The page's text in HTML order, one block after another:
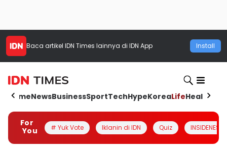
Baca artikel IDN Times lainnya di IDN App Install
HomeNewsBusinessSportTechHypeKoreaLifeHealth
For
You
# Yuk Vote Iklanin di IDN Quiz INSIDENESIA